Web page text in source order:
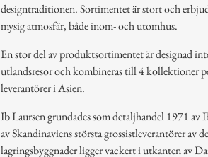
designtraditionen. Sortimentet är stort och
mysig atmosfär, både inom- och utomhus.
En stor del av produktsortimentet är designad
utlandsresor och kombineras till 4 kollektioner
leverantörer i Asien.
Ib Laursen grundades som detaljhandel 1971 av
av Skandinaviens största grossistleverantörer
lagringsbyggnader ligger vackert i utkanten av